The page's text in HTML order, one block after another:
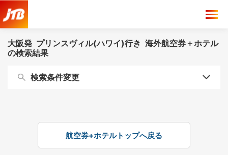
大阪発 プリンスヴィル(ハワイ)行き 海外航空券＋ホテル
の検索結果
検索条件変更
航空券+ホテルトップへ戻る